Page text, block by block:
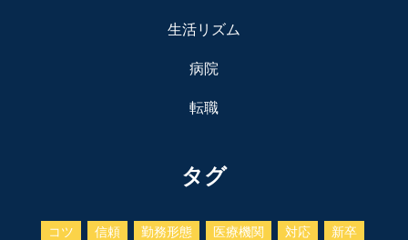
生活リズム
病院
転職
タグ
コツ 信頼 勤務形態 医療機関 対応 新卒